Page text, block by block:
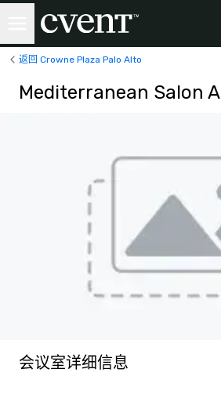
返回 Crowne Plaza Palo Alto
Mediterranean Salon A
会议室详细信息